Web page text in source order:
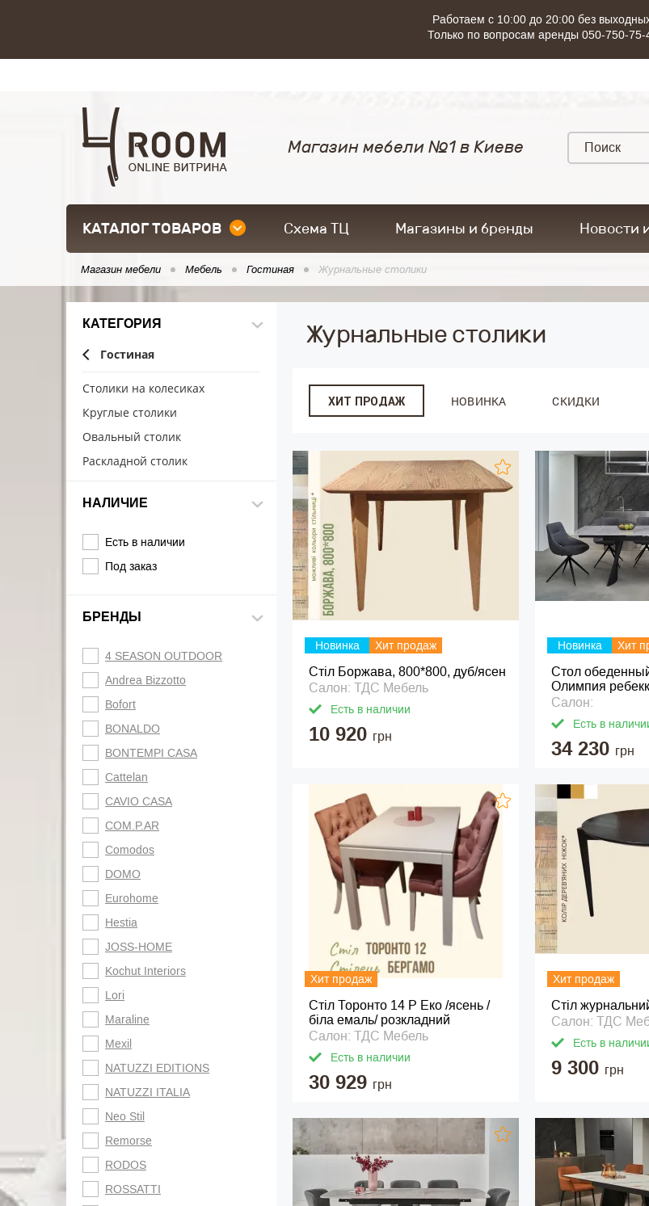
Работаем с 10:00 до 20:00 без
Только по вопросам аренды 050-750-75-
Магазин мебели №1 в Киеве
КАТАЛОГ ТОВАРОВ Схема ТЦ Магазины и бренды Новости
Магазин мебели Мебель Гостиная Журнальные столики
КАТЕГОРИЯ
Гостиная
Cтолики на колесиках
Круглые столики
Овальный столик
Раскладной столик
НАЛИЧИЕ
Есть в наличии
Под заказ
БРЕНДЫ
4 SEASON OUTDOOR
Andrea Bizzotto
Bofort
BONALDO
BONTEMPI CASA
Cattelan
CAVIO CASA
COM.P.AR
Comodos
DOMO
Eurohome
Hestia
JOSS-HOME
Kochut Interiors
Lori
Maraline
Mexil
NATUZZI EDITIONS
NATUZZI ITALIA
Neo Stil
Remorse
RODOS
ROSSATTI
Журнальные столики
ХИТ ПРОДАЖ НОВИНКА СКИДКИ
Новинка Хит продаж
Стіл Боржава, 800*800, дуб/ясен
Салон: ТДС Мебель
Есть в наличии
10 920 грн
Новинка Хит
Стол
Олимпия
Салон:
Есть в
34 230 грн
Хит продаж
Стіл Торонто 14 Р Еко /ясень /
біла емаль/ розкладний
Салон: ТДС Мебель
Есть в наличии
30 929 грн
Хит продаж
Стіл
Салон: ТДС
Есть в
9 300 грн